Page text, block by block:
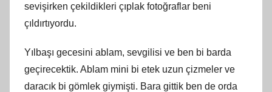
sevişirken çekildikleri çıplak fotoğraflar beni
çıldırtıyordu.
Yılbaşı gecesini ablam, sevgilisi ve ben bi barda
geçirecektik. Ablam mini bi etek uzun çizmeler ve
daracık bi gömlek giymişti. Bara gittik ben de orda